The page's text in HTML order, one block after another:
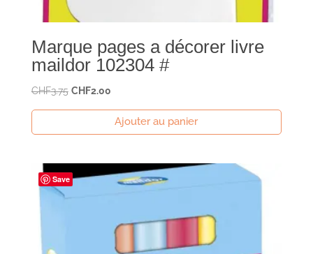
Marque pages a décorer livre
maildor 102304 #
CHF3.75 Le
était :
CHF2.00Le
actuel
est :
Ajouter au panier
Save